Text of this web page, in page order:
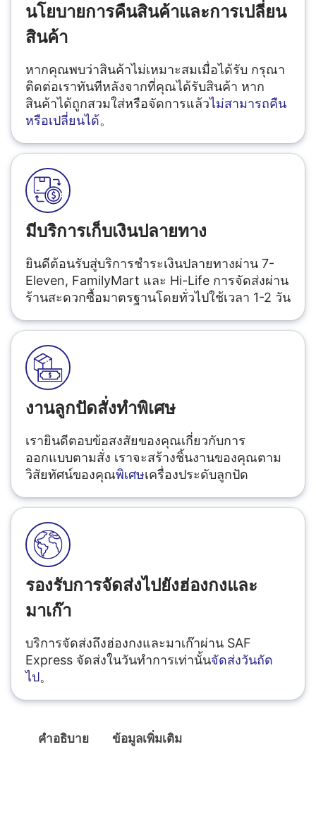
นโยบายการคืนสินค้าและการเปลี่ยน
สินค้า
หากคุณพบว่าสินค้าไม่เหมาะสมเมื่อได้รับ กรุณา
ติดต่อเราทันทีหลังจากที่คุณได้รับสินค้า หาก
สินค้าได้ถูกสวมใส่หรือจัดการแล้วไม่สามารถคืน
หรือเปลี่ยนได้。
มีบริการเก็บเงินปลายทาง
ยินดีต้อนรับสู่บริการชำระเงินปลายทางผ่าน 7-
Eleven, FamilyMart และ Hi-Life การจัดส่งผ่าน
ร้านสะดวกซื้อมาตรฐานโดยทั่วไปใช้เวลา 1-2 วัน
งานลูกปัดสั่งทำพิเศษ
เรายินดีตอบข้อสงสัยของคุณเกี่ยวกับการ
ออกแบบตามสั่ง เราจะสร้างชิ้นงานของคุณตาม
วิสัยทัศน์ของคุณพิเศษเครื่องประดับลูกปัด
รองรับการจัดส่งไปยังฮ่องกงและ
มาเก๊า
บริการจัดส่งถึงฮ่องกงและมาเก๊าผ่าน SAF
Express จัดส่งในวันทำการเท่านั้นจัดส่งวันถัด
ไป。
คำอธิบาย ข้อมูลเพิ่มเติม